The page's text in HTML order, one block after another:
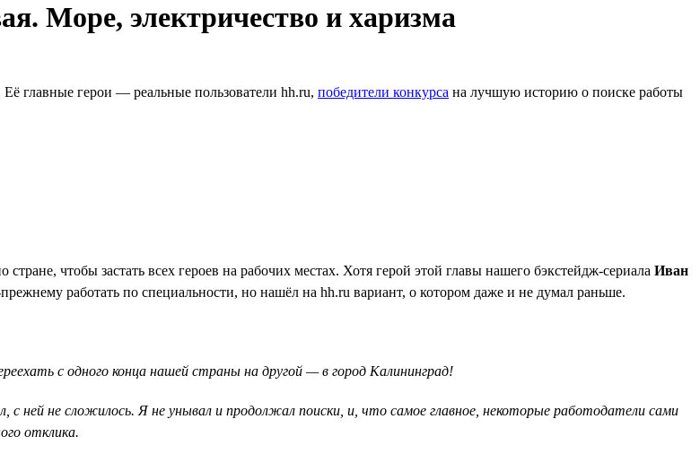
Море, электричество и харизма
Её главные герои — реальные пользователи hh.ru, победители конкурса на лучшую историю о поиске работы
чтобы застать всех героев на рабочих местах. Хотя герой этой главы нашего бэкстейдж-сериала Иван
работать по специальности, но нашёл на hh.ru вариант, о котором даже и не думал раньше.
с одного конца нашей страны на другой — в город Калининград!
с ней не сложилось. Я не унывал и продолжал поиски, и, что самое главное, некоторые работодатели сами
отклика.